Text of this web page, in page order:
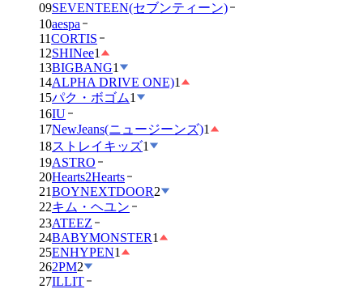
09SEVENTEEN(セブンティーン)
10aespa
11CORTIS
12SHINee1
13BIGBANG1
14ALPHA DRIVE ONE)1
15パク・ボゴム1
16IU
17NewJeans(ニュージーンズ)1
18ストレイキッズ1
19ASTRO
20Hearts2Hearts
21BOYNEXTDOOR2
22キム・ヘユン
23ATEEZ
24BABYMONSTER1
25ENHYPEN1
262PM2
27ILLIT